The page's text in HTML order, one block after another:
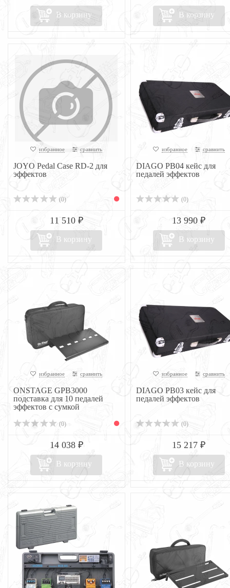
В корзину В корзину
избранное сравнить
JOYO Pedal Case RD-2 для
эффектов
(0)
11 510 ₽
В корзину
избранное сравнить
DIAGO PB04 кейс для
педалей эффектов
(0)
13 990 ₽
В корзину
избранное сравнить
ONSTAGE GPB3000
подставка для 10 педалей
эффектов с сумкой
(0)
14 038 ₽
В корзину
избранное сравнить
DIAGO PB03 кейс для
педалей эффектов
(0)
15 217 ₽
В корзину